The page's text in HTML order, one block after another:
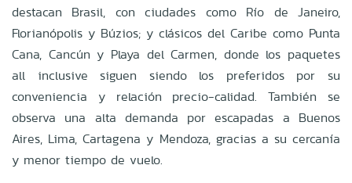
destacan Brasil, con ciudades como Río de Janeiro,
Florianópolis y Búzios; y clásicos del Caribe como Punta
Cana, Cancún y Playa del Carmen, donde los paquetes
all inclusive siguen siendo los preferidos por su
conveniencia y relación precio-calidad. También se
observa una alta demanda por escapadas a Buenos
Aires, Lima, Cartagena y Mendoza, gracias a su cercanía
y menor tiempo de vuelo.